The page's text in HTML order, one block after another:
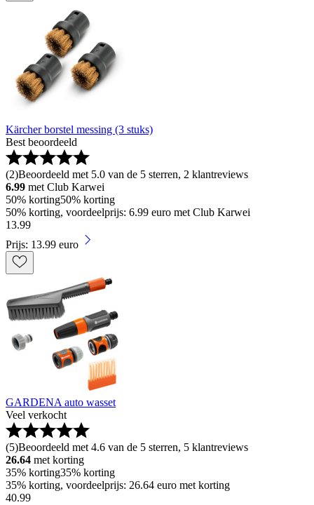
Kärcher borstel messing (3 stuks)
Best beoordeeld
(2)Beoordeeld met 5.0 van de 5 sterren, 2 klantreviews
6.99 met Club Karwei
50% korting50% korting
50% korting, voordeelprijs: 6.99 euro met Club Karwei
13.99
Prijs: 13.99 euro
GARDENA auto wasset
Veel verkocht
(5)Beoordeeld met 4.6 van de 5 sterren, 5 klantreviews
26.64 met korting
35% korting35% korting
35% korting, voordeelprijs: 26.64 euro met korting
40.99